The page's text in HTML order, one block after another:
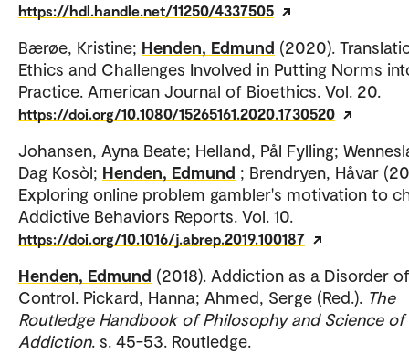
https://hdl.handle.net/11250/4337505
Bærøe, Kristine; Henden, Edmund (2020).
Ethics and Challenges Involved in Putting Norms
Practice. American Journal of Bioethics. Vol. 20.
https://doi.org/10.1080/15265161.2020.1730520
Johansen, Ayna Beate; Helland, Pål Fylling;
Dag Kosòl; Henden, Edmund ; Brendryen, Håvar
Exploring online problem gambler's motivation to
Addictive Behaviors Reports. Vol. 10.
https://doi.org/10.1016/j.abrep.2019.100187
Henden, Edmund (2018). Addiction as a Disorder
Control. Pickard, Hanna; Ahmed, Serge (Red.). The
Routledge Handbook of Philosophy and Science of
Addiction. s. 45-53. Routledge.